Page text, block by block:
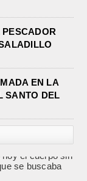
EN LA
SANTO DEL
CENTRAL